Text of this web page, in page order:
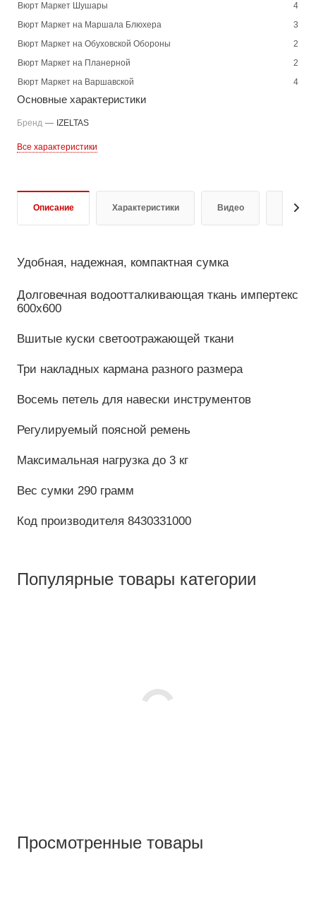
Вюрт Маркет Шушары
4
Вюрт Маркет на Маршала Блюхера
3
Вюрт Маркет на Обуховской Обороны
2
Вюрт Маркет на Планерной
2
Вюрт Маркет на Варшавской
4
Основные характеристики
Бренд — IZELTAS
Все характеристики
Описание Характеристики Видео Отзывы
Удобная, надежная, компактная сумка
Долговечная водоотталкивающая ткань импертекс
600x600
Вшитые куски светоотражающей ткани
Три накладных кармана разного размера
Восемь петель для навески инструментов
Регулируемый поясной ремень
Максимальная нагрузка до 3 кг
Вес сумки 290 грамм
Код производителя 8430331000
Популярные товары категории
Просмотренные товары